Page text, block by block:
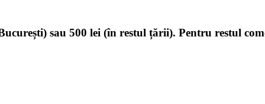
sau 500 lei (în restul țării). Pentru restul